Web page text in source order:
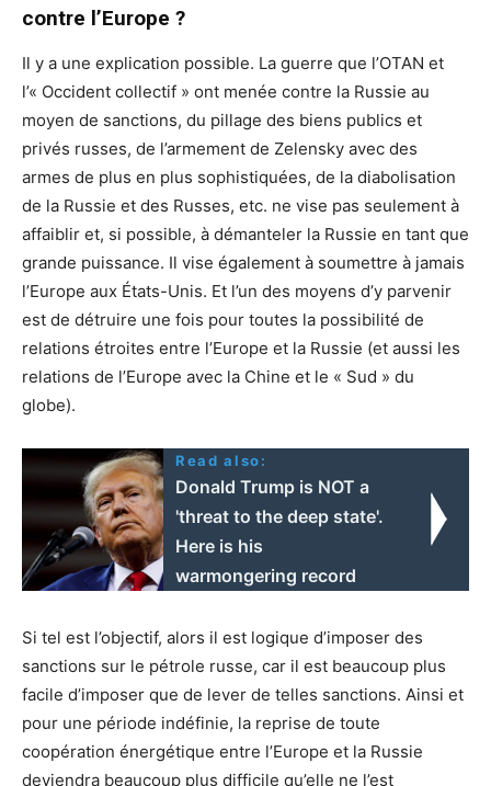
contre l’Europe ?
Il y a une explication possible. La guerre que l’OTAN et
l’« Occident collectif » ont menée contre la Russie au
moyen de sanctions, du pillage des biens publics et
privés russes, de l’armement de Zelensky avec des
armes de plus en plus sophistiquées, de la diabolisation
de la Russie et des Russes, etc. ne vise pas seulement à
affaiblir et, si possible, à démanteler la Russie en tant que
grande puissance. Il vise également à soumettre à jamais
l’Europe aux États-Unis. Et l’un des moyens d’y parvenir
est de détruire une fois pour toutes la possibilité de
relations étroites entre l’Europe et la Russie (et aussi les
relations de l’Europe avec la Chine et le « Sud » du
globe).
Read also:
Donald Trump is NOT a
'threat to the deep state'.
Here is his
warmongering record
Si tel est l’objectif, alors il est logique d’imposer des
sanctions sur le pétrole russe, car il est beaucoup plus
facile d’imposer que de lever de telles sanctions. Ainsi et
pour une période indéfinie, la reprise de toute
coopération énergétique entre l’Europe et la Russie
deviendra beaucoup plus difficile qu’elle ne l’est